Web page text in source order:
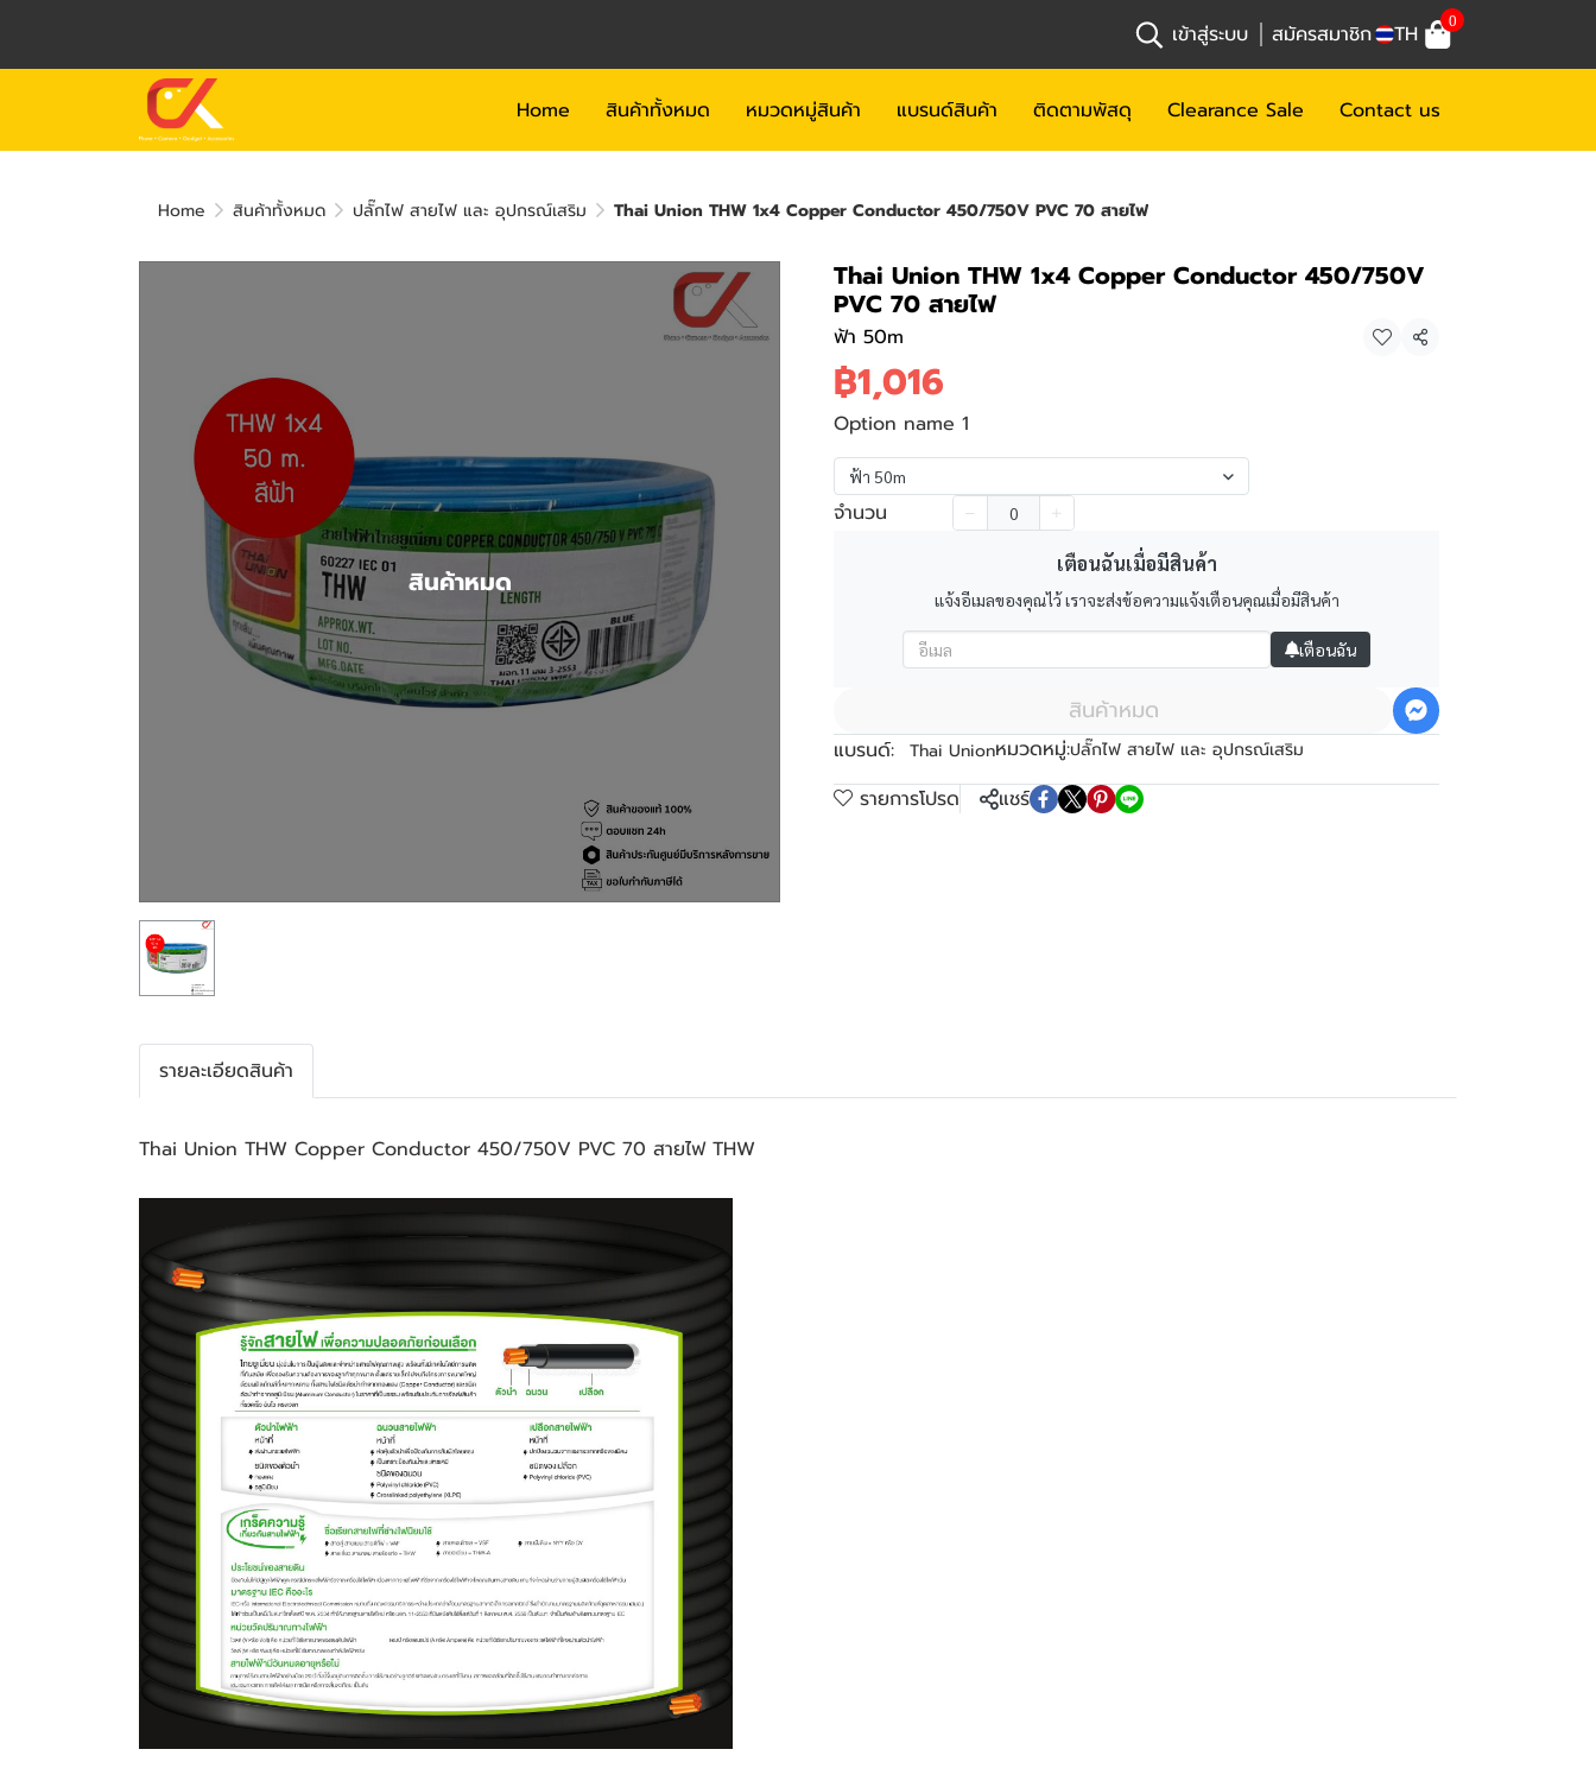
เข้าสู่ระบบ สมัครสมาชิก TH 0
Home สินค้าทั้งหมด หมวดหมู่สินค้า แบรนด์สินค้า ติดตามพัสดุ Clearance Sale Contact us
Home สินค้าทั้งหมด ปลั๊กไฟ สายไฟ และ อุปกรณ์เสริม Thai Union THW 1x4 Copper Conductor 450/750V PVC 70 สายไฟ
สินค้าหมด
Thai Union THW 1x4 Copper Conductor 450/750V
PVC 70 สายไฟ
ฟ้า 50m แชร์
฿1,016
Option name 1
ฟ้า 50m
จำนวน
เตือนฉันเมื่อมีสินค้า
แจ้งอีเมลของคุณไว้ เราจะส่งข้อความแจ้งเตือนคุณเมื่อมีสินค้า
เตือนฉัน
สินค้าหมด
แบรนด์: Thai Unionหมวดหมู่:ปลั๊กไฟ สายไฟ และ อุปกรณ์เสริม
รายการโปรด แชร์
รายละเอียดสินค้า
Thai Union THW Copper Conductor 450/750V PVC 70 สายไฟ THW